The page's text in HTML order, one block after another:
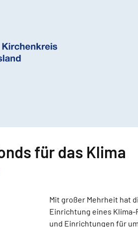
für das Klima
Mit großer Mehrheit hat
Einrichtung eines Klima-
und Einrichtungen für